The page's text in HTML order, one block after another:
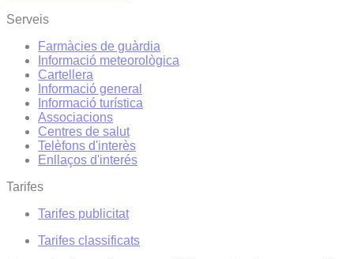
Serveis
Farmàcies de guàrdia
Informació meteorològica
Cartellera
Informació general
Informació turística
Associacions
Centres de salut
Telèfons d'interès
Enllaços d'interés
Tarifes
Tarifes publicitat
Tarifes classificats